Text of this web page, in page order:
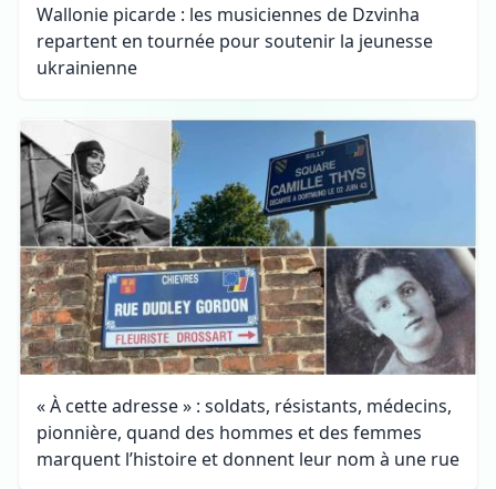
Wallonie picarde : les musiciennes de Dzvinha
repartent en tournée pour soutenir la jeunesse
ukrainienne
« À cette adresse » : soldats, résistants, médecins,
pionnière, quand des hommes et des femmes
marquent l’histoire et donnent leur nom à une rue